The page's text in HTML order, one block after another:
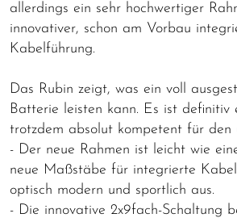
allerdings ein sehr hochwertiger
innovativer, schon am Vorbau
Kabelführung.
Das Rubin zeigt, was ein voll
Batterie leisten kann. Es ist definitiv
trotzdem absolut kompetent für den
- Der neue Rahmen ist leicht wie
neue Maßstäbe für integrierte
optisch modern und sportlich aus.
- Die innovative 2x9fach-Schaltung